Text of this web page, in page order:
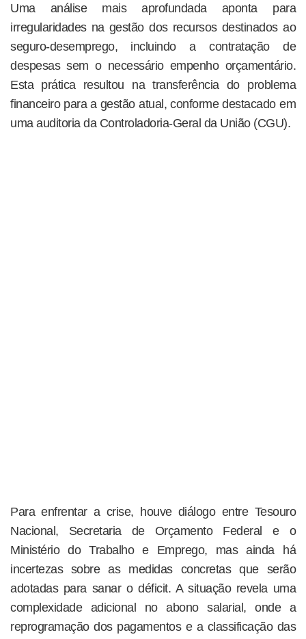
Uma análise mais aprofundada aponta para
irregularidades na gestão dos recursos destinados ao
seguro-desemprego, incluindo a contratação de
despesas sem o necessário empenho orçamentário.
Esta prática resultou na transferência do problema
financeiro para a gestão atual, conforme destacado em
uma auditoria da Controladoria-Geral da União (CGU).
Para enfrentar a crise, houve diálogo entre Tesouro
Nacional, Secretaria de Orçamento Federal e o
Ministério do Trabalho e Emprego, mas ainda há
incertezas sobre as medidas concretas que serão
adotadas para sanar o déficit. A situação revela uma
complexidade adicional no abono salarial, onde a
reprogramação dos pagamentos e a classificação das